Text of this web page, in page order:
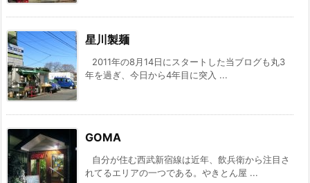
星川製麺
2011年の8月14日にスタートした当ブログも丸3
年を過ぎ、今日から4年目に突入 ...
GOMA
自分が住む西武新宿線は近年、飲兵衛から注目さ
れてるエリアの一つである。やきとん屋 ...